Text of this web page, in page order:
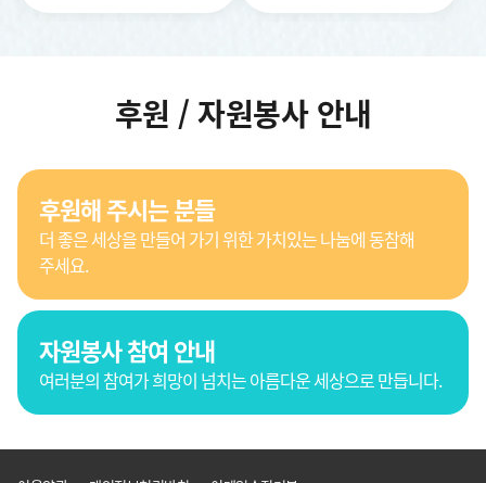
후원 / 자원봉사 안내
후원해 주시는 분들
더 좋은 세상을 만들어 가기 위한 가치있는 나눔에 동참해
주세요.
자원봉사 참여 안내
여러분의 참여가 희망이 넘치는 아름다운 세상으로 만듭니다.